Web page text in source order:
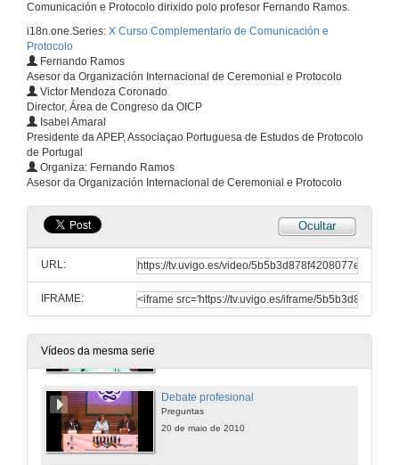
Comunicación e Protocolo dirixido polo profesor Fernando Ramos.
i18n.one.Series: X Curso Complementario de Comunicación e
Protocolo
Fernando Ramos
Asesor da Organización Internacional de Ceremonial e Protocolo
Victor Mendoza Coronado
Director, Área de Congreso da OICP
Isabel Amaral
Presidente da APEP, Associaçao Portuguesa de Estudos de Protocolo
de Portugal
Organiza: Fernando Ramos
Asesor da Organización Internacional de Ceremonial e Protocolo
Ocultar
URL:
IFRAME:
Vídeos da mesma serie
Ponencia
20 de maio de 2010
Debate profesional
Presentación
20 de maio de 2010
Ponencia
20 de maio de 2010
Presentación
20 de maio de 2010
Debate profesional
Debate profesional
Preguntas
20 de maio de 2010